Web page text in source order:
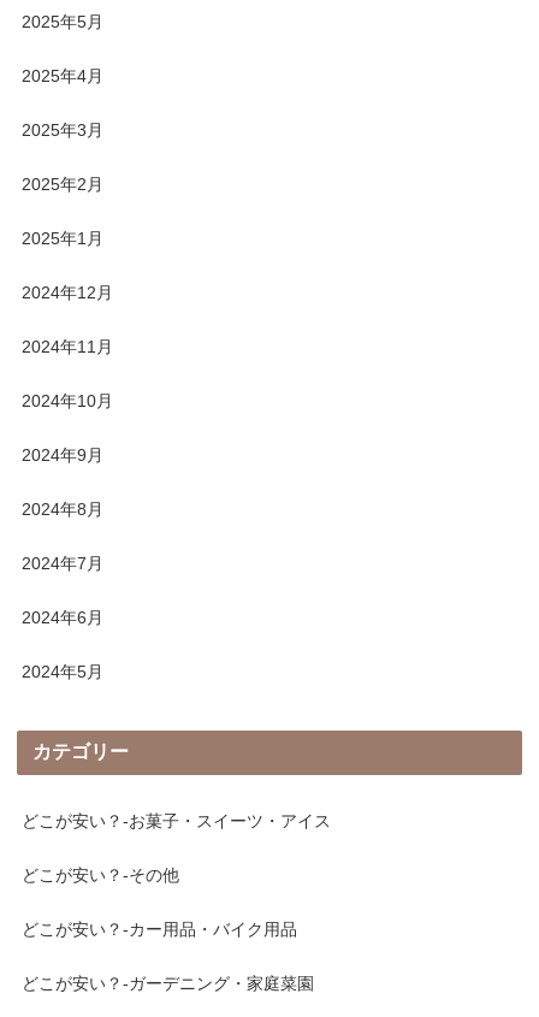
2025年5月
2025年4月
2025年3月
2025年2月
2025年1月
2024年12月
2024年11月
2024年10月
2024年9月
2024年8月
2024年7月
2024年6月
2024年5月
カテゴリー
どこが安い？-お菓子・スイーツ・アイス
どこが安い？-その他
どこが安い？-カー用品・バイク用品
どこが安い？-ガーデニング・家庭菜園